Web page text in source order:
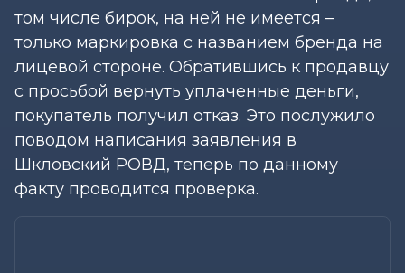
том числе бирок, на ней не имеется –
только маркировка с названием бренда на
лицевой стороне. Обратившись к продавцу
с просьбой вернуть уплаченные деньги,
покупатель получил отказ. Это послужило
поводом написания заявления в
Шкловский РОВД, теперь по данному
факту проводится проверка.